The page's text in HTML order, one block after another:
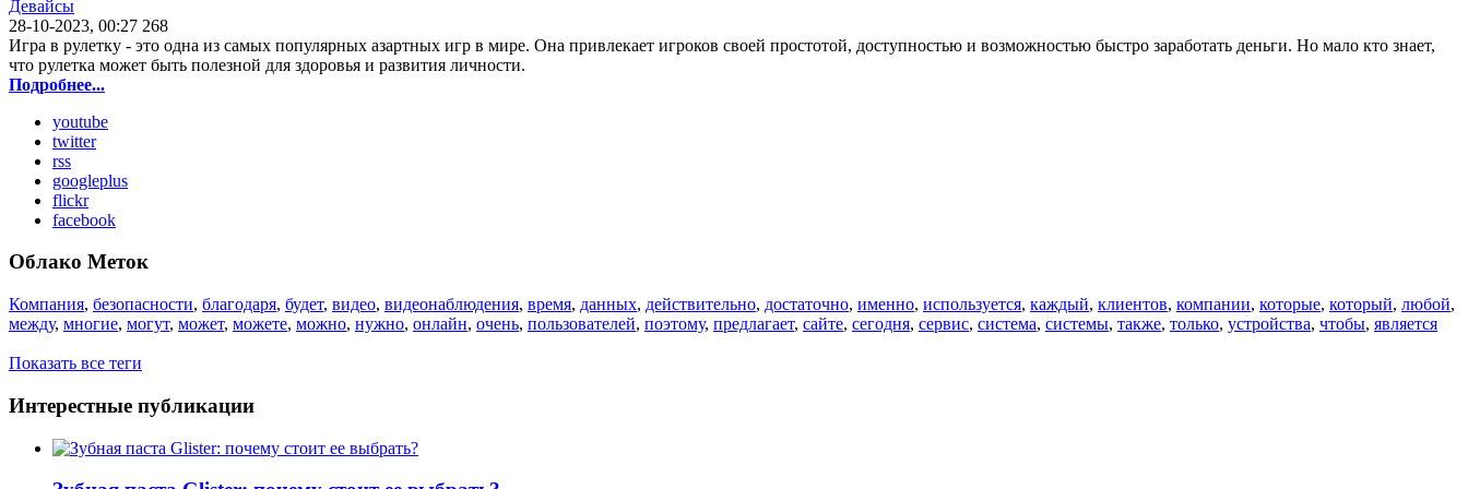
Девайсы
28-10-2023, 00:27 268
Игра в рулетку - это одна из самых популярных азартных игр в мире. Она привлекает игроков своей простотой, доступностью и возможностью быстро заработать деньги. Но мало кто знает,
что рулетка может быть полезной для здоровья и развития личности.
Подробнее...
youtube
twitter
rss
googleplus
flickr
facebook
Облако Меток
Компания, безопасности, благодаря, будет, видео, видеонаблюдения, время, данных, действительно, достаточно, именно, используется, каждый, клиентов, компании, которые, который, любой,
между, многие, могут, может, можете, можно, нужно, онлайн, очень, пользователей, поэтому, предлагает, сайте, сегодня, сервис, система, системы, также, только, устройства, чтобы, является
Показать все теги
Интерестные публикации